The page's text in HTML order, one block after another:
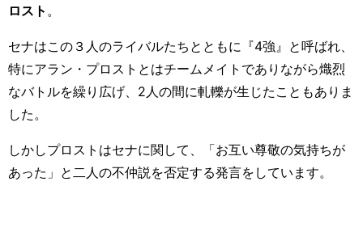
ロスト 。
セナはこの３人のライバルたちとともに『4強』と呼ばれ、
特にアラン・プロストとはチームメイトでありながら熾烈
なバトルを繰り広げ、 2人の間に軋轢が生じたこともありま
した。
しかしプロストはセナに関して、「お互い尊敬の気持ちが
あった」と二人の不仲説を否定する発言をしています。